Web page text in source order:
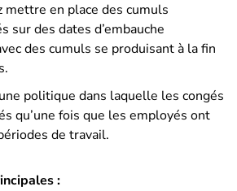
mettre en place des cumuls
sur des dates d’embauche
des cumuls se produisant à la fin
politique dans laquelle les congés
qu’une fois que les employés ont
de travail.
: